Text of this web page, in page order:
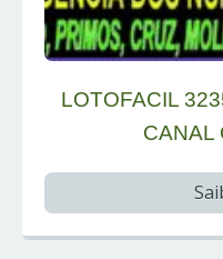
LOTOFACIL
CANAL